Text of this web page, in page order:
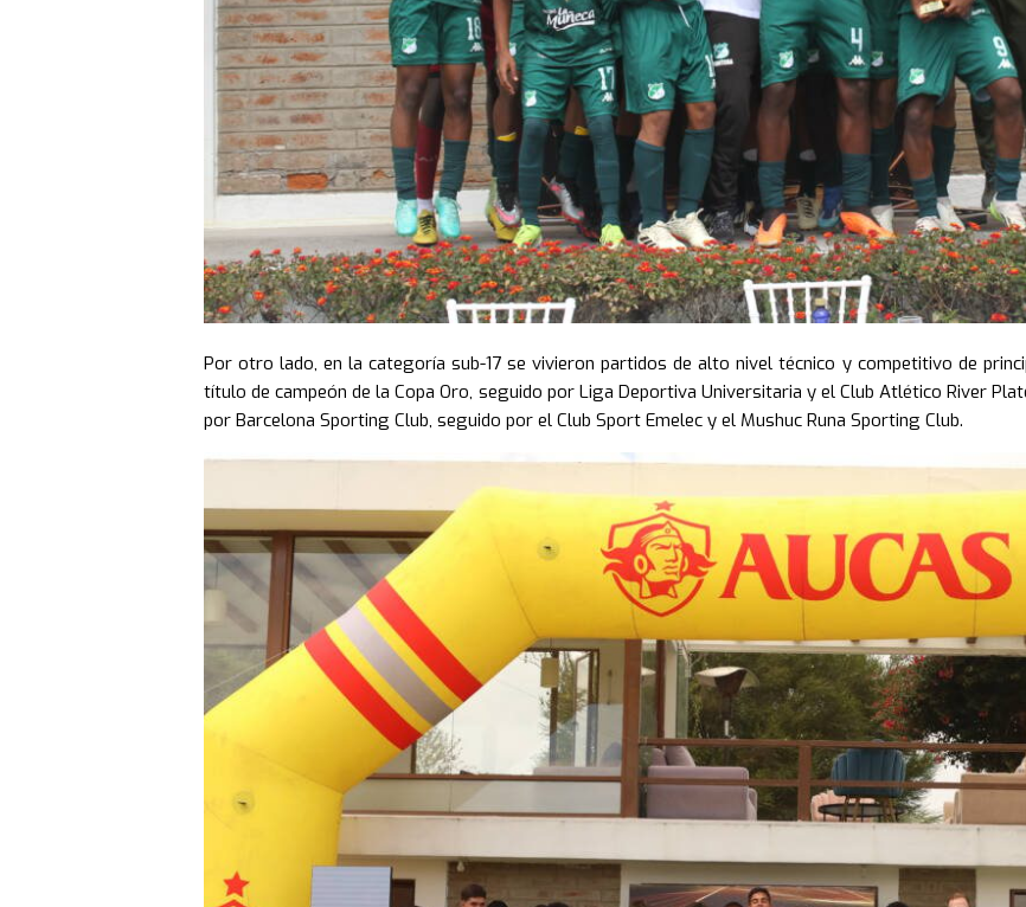
Por otro lado, en la categoría sub-17 se vivieron partidos de alto nivel técnico y competitivo de
título de campeón de la Copa Oro, seguido por Liga Deportiva Universitaria y el Club Atlético River
por Barcelona Sporting Club, seguido por el Club Sport Emelec y el Mushuc Runa Sporting Club.